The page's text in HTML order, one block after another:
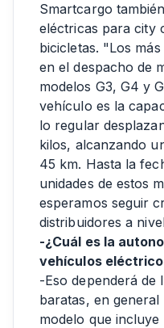
Smartcargo
eléctricas para city
bicicletas. "Los
en el despacho de
modelos G3, G4 y
vehículo es la
lo regular
kilos, alcanzando
45 km. Hasta la
unidades de estos
esperamos seguir
distribuidores a
-¿Cuál es la
vehículos
-Eso dependerá de
baratas, en
modelo que